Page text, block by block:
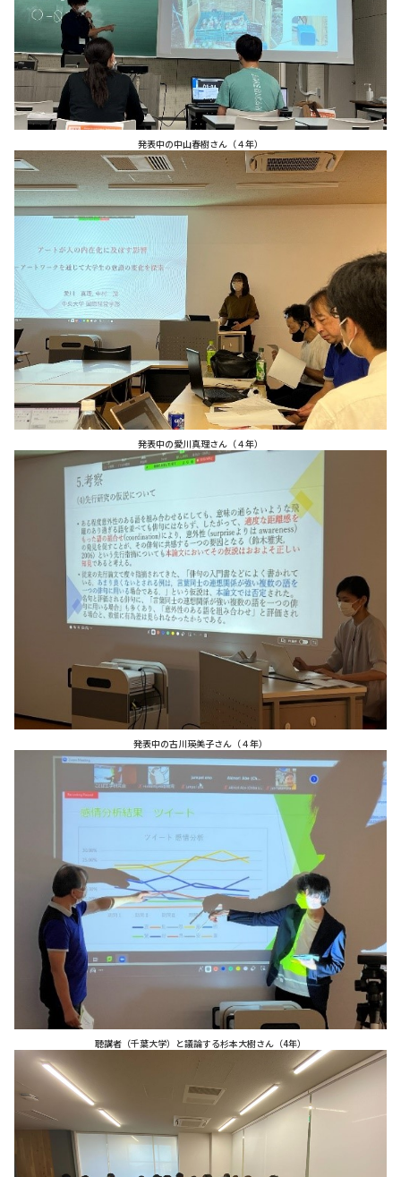
発表中の中山春樹さん（４年）
発表中の愛川真理さん（４年）
発表中の古川瑛美子さん（４年）
聴講者（千葉大学）と議論する杉本大樹さん（4年）